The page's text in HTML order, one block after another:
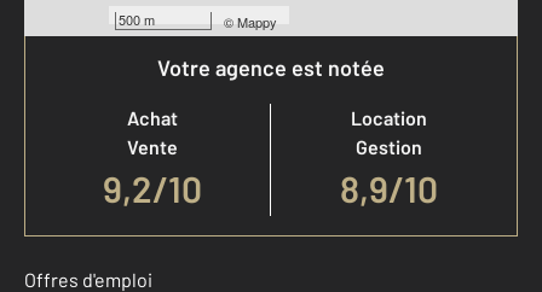
500 m ©Mappy
Votre agence est notée
Achat
Vente
9,2/10
Location
Gestion
8,9/10
Offres d'emploi